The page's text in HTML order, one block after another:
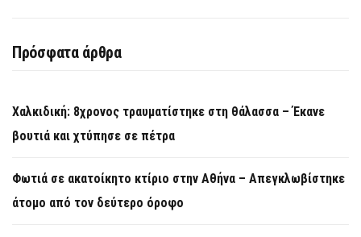
Πρόσφατα άρθρα
Χαλκιδική: 8χρονος τραυματίστηκε στη θάλασσα – Έκανε
βουτιά και χτύπησε σε πέτρα
Φωτιά σε ακατοίκητο κτίριο στην Αθήνα – Απεγκλωβίστηκε
άτομο από τον δεύτερο όροφο